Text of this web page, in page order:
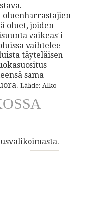
oluenharrastajien
oluet, joiden
vaikeasti
vaihtelee
täyteläisen
sama
Lähde: Alko